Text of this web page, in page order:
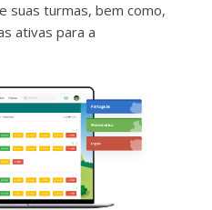
suas turmas, bem como,
ativas para a